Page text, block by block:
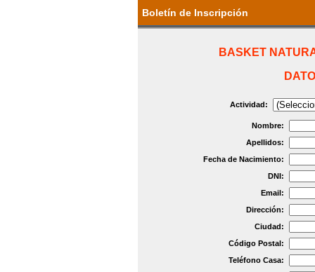
Boletín de Inscripción
BASKET
Actividad:
Nombre:
Apellidos:
Fecha de Nacimiento:
DNI:
Email:
Dirección:
Ciudad:
Código Postal:
Teléfono Casa: